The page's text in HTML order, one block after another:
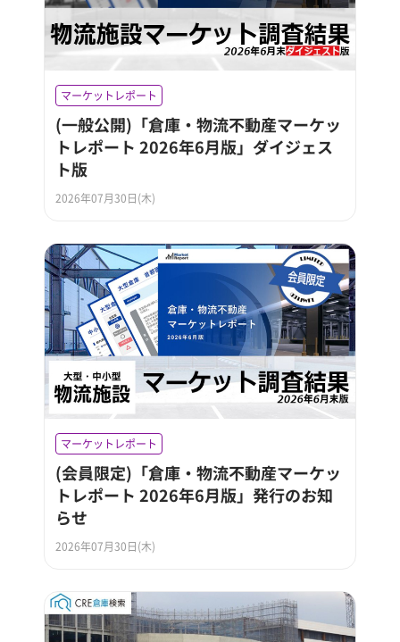
マーケットレポート
(一般公開)「倉庫・物流不動産マーケッ
トレポート 2026年6月版」ダイジェス
ト版
2026年07月30日(木)
マーケットレポート
(会員限定)「倉庫・物流不動産マーケッ
トレポート 2026年6月版」発行のお知
らせ
2026年07月30日(木)